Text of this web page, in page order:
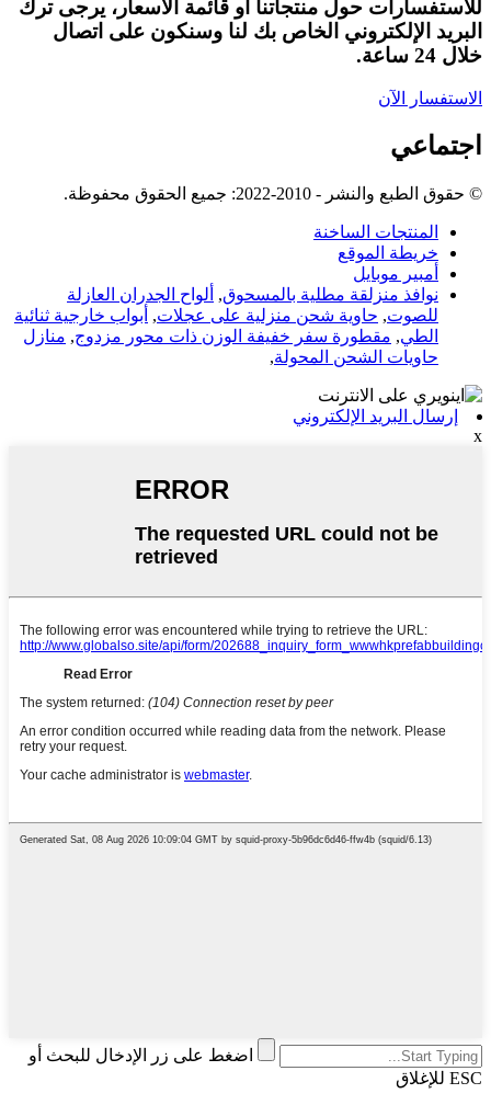
للاستفسارات حول منتجاتنا أو قائمة الأسعار، يرجى ترك
البريد الإلكتروني الخاص بك لنا وسنكون على اتصال
خلال 24 ساعة.
الاستفسار الآن
اجتماعي
© حقوق الطبع والنشر - 2010-2022: جميع الحقوق محفوظة.
المنتجات الساخنة
خريطة الموقع
أمبير موبايل
نوافذ منزلقة مطلية بالمسحوق, ألواح الجدران العازلة
للصوت, حاوية شحن منزلية على عجلات, أبواب خارجية ثنائية
الطي, مقطورة سفر خفيفة الوزن ذات محور مزدوج, منازل
حاويات الشحن المحولة,
إرسال البريد الإلكتروني
x
اضغط على زر الإدخال للبحث أو
ESC للإغلاق